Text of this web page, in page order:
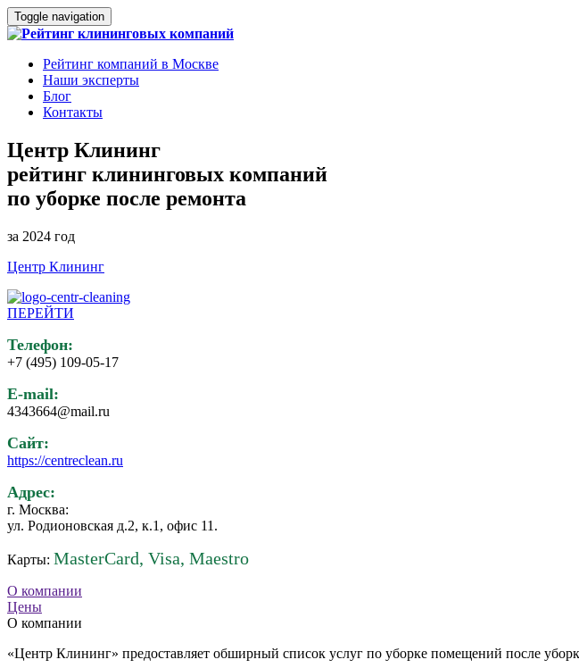
Toggle navigation
Рейтинг компаний в Москве
Наши эксперты
Блог
Контакты
Центр Клининг
рейтинг клининговых компаний
по уборке после ремонта
за 2024 год
Центр Клининг
ПЕРЕЙТИ
Телефон:
+7 (495) 109-05-17
E-mail:
4343664@mail.ru
Сайт:
https://centreclean.ru
Адрес:
г. Москва:
ул. Родионовская д.2, к.1, офис 11.
Карты: MasterCard, Visa, Maestro
О компании
Цены
О компании
«Центр Клининг» предоставляет обширный список услуг по уборке помещений после